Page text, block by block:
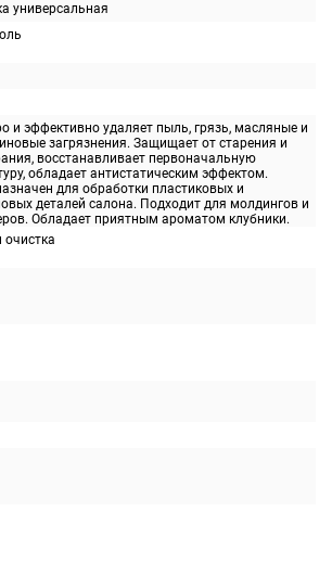
универсальная
и эффективно удаляет пыль, грязь, масляные и
загрязнения. Защищает от старения и
восстанавливает первоначальную
обладает антистатическим эффектом.
для обработки пластиковых и
деталей салона. Подходит для молдингов и
Обладает приятным ароматом клубники.
очистка